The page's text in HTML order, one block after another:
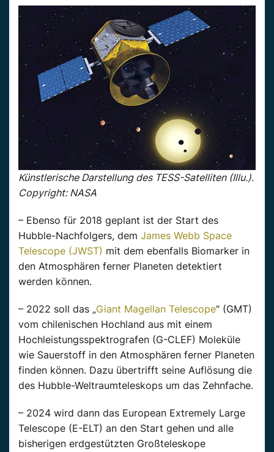
Künstlerische Darstellung des TESS-Satelliten (Illu.).
Copyright: NASA
– Ebenso für 2018 geplant ist der Start des
Hubble-Nachfolgers, dem James Webb Space
Telescope (JWST) mit dem ebenfalls Biomarker in
den Atmosphären ferner Planeten detektiert
werden können.
– 2022 soll das „Giant Magellan Telescope“ (GMT)
vom chilenischen Hochland aus mit einem
Hochleistungsspektrografen (G-CLEF) Moleküle
wie Sauerstoff in den Atmosphären ferner Planeten
finden können. Dazu übertrifft seine Auflösung die
des Hubble-Weltraumteleskops um das Zehnfache.
– 2024 wird dann das European Extremely Large
Telescope (E-ELT) an den Start gehen und alle
bisherigen erdgestützten Großteleskope